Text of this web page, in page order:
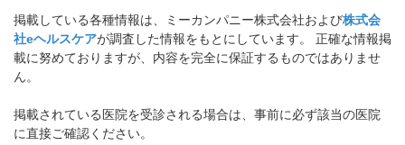
掲載している各種情報は、ミーカンパニー株式会社および株式会
社eヘルスケアが調査した情報をもとにしています。 正確な情報掲
載に努めておりますが、内容を完全に保証するものではありませ
ん。
掲載されている医院を受診される場合は、事前に必ず該当の医院
に直接ご確認ください。